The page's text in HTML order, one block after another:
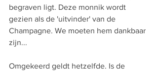
begraven ligt. Deze monnik wordt
gezien als de 'uitvinder' van de
Champagne. We moeten hem dankbaar
zijn...
Omgekeerd geldt hetzelfde. Is de